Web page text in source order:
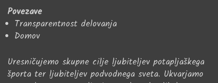
Povezave
Transparentnost delovanja
Domov
Uresničujemo skupne cilje ljubiteljev potapljaškega
športa ter ljubiteljev podvodnega sveta. Ukvarjamo